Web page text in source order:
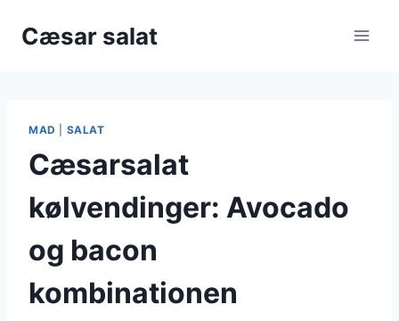
Cæsar salat
MAD SALAT
Cæsarsalat
kølvendinger: Avocado
og bacon
kombinationen